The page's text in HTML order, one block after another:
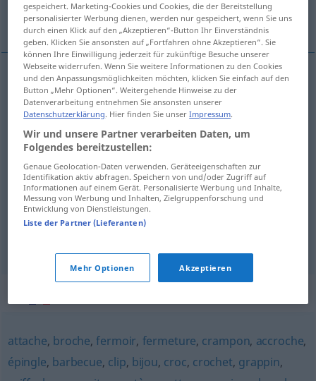
Haken Wundklammer
Hakenm agrafe COUT
Beispiele
agrafe (de bureau)
Heftklammerf
attache, broche,fermoir, fermeture, crampon, accroche,
épingle, barbecue, clip, bijou, croc, crochet, grappin,
gespeichert. Marketing-Cookies und Cookies, die der Bereitstellung
personalisierter Werbung dienen, werden nur gespeichert, wenn Sie uns
durch einen Klick auf den „Akzeptieren“-Button Ihr Einverständnis
geben. Klicken Sie ansonsten auf „Fortfahren ohne Akzeptieren“. Sie
können Ihre Einwilligung jederzeit für zukünftige Besuche unserer
Webseite widerrufen. Wenn Sie weitere Informationen zu den Cookies
und den Anpassungsmöglichkeiten möchten, klicken Sie einfach auf den
Button „Mehr Optionen“. Weitergehende Hinweise zu der
Datenverarbeitung entnehmen Sie ansonsten unserer
Datenschutzerklärung. Hier finden Sie unserImpressum.
Wir und unsere Partner verarbeiten Daten, um
Folgendes bereitzustellen:
Genaue Geolocation-Daten verwenden. Geräteeigenschaften zur
Identifikation aktiv abfragen. Speichern von und/oder Zugriff auf
Informationen auf einem Gerät. Personalisierte Werbung und Inhalte,
Messung von Werbung und Inhalten, Zielgruppenforschung und
Entwicklung von Dienstleistungen.
Liste der Partner (Lieferanten)
Mehr Optionen Akzeptieren